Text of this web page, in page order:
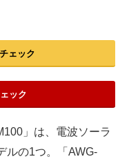
ェック
ック
」は、電波ソーラ
ルの1つ。「AWG-